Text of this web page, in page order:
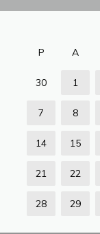
P A
30 1
7 8
14 15
21 22
28 29